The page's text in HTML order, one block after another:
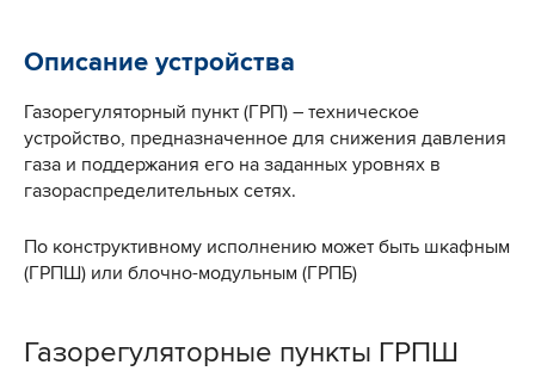
Описание устройства
Газорегуляторный пункт (ГРП) – техническое
устройство, предназначенное для снижения давления
газа и поддержания его на заданных уровнях в
газораспределительных сетях.
По конструктивному исполнению может быть шкафным
(ГРПШ) или блочно-модульным (ГРПБ)
Газорегуляторные пункты ГРПШ